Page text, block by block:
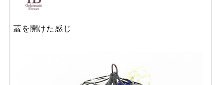
蓋を開けた感じ